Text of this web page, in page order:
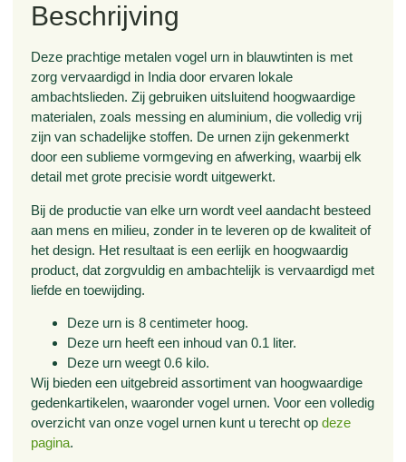
Beschrijving
Deze prachtige metalen vogel urn in blauwtinten is met
zorg vervaardigd in India door ervaren lokale
ambachtslieden. Zij gebruiken uitsluitend hoogwaardige
materialen, zoals messing en aluminium, die volledig vrij
zijn van schadelijke stoffen. De urnen zijn gekenmerkt
door een sublieme vormgeving en afwerking, waarbij elk
detail met grote precisie wordt uitgewerkt.
Bij de productie van elke urn wordt veel aandacht besteed
aan mens en milieu, zonder in te leveren op de kwaliteit of
het design. Het resultaat is een eerlijk en hoogwaardig
product, dat zorgvuldig en ambachtelijk is vervaardigd met
liefde en toewijding.
Deze urn is 8 centimeter hoog.
Deze urn heeft een inhoud van 0.1 liter.
Deze urn weegt 0.6 kilo.
Wij bieden een uitgebreid assortiment van hoogwaardige
gedenkartikelen, waaronder vogel urnen. Voor een volledig
overzicht van onze vogel urnen kunt u terecht op deze
pagina.